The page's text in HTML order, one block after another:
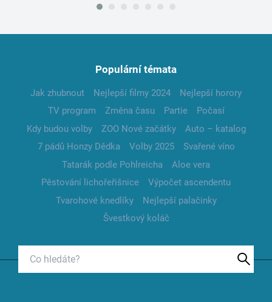
Populární témata
Jak zhubnout Nejlepší filmy 2024
Nejlepší horory
TV program
Změna času Partie
Počasí
Kdy budou volby
ZOO Nové začátky
Auto – katalog
7 pádů Honzy Dědka
Volby 2025
Svařené víno
Tatarák podle Pohlreicha
Aloe vera
Pěstování lichořeřišnice
Výpočet ascendentu
Tvarohové knedlíky
Nejlepší palačinky
Švestkový koláč